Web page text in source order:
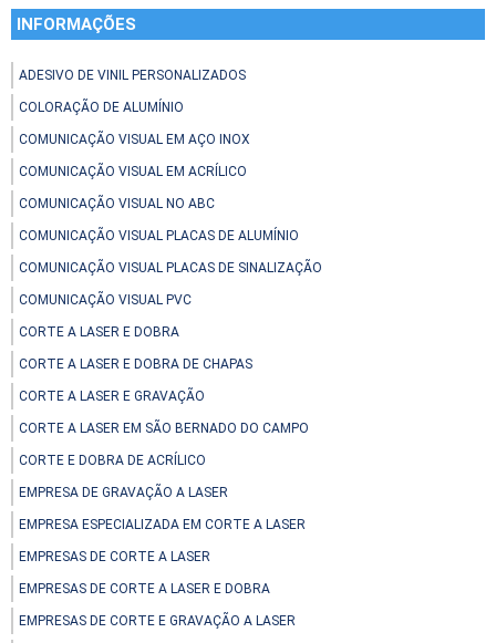
INFORMAÇÕES
ADESIVO DE VINIL PERSONALIZADOS
COLORAÇÃO DE ALUMÍNIO
COMUNICAÇÃO VISUAL EM AÇO INOX
COMUNICAÇÃO VISUAL EM ACRÍLICO
COMUNICAÇÃO VISUAL NO ABC
COMUNICAÇÃO VISUAL PLACAS DE ALUMÍNIO
COMUNICAÇÃO VISUAL PLACAS DE SINALIZAÇÃO
COMUNICAÇÃO VISUAL PVC
CORTE A LASER E DOBRA
CORTE A LASER E DOBRA DE CHAPAS
CORTE A LASER E GRAVAÇÃO
CORTE A LASER EM SÃO BERNADO DO CAMPO
CORTE E DOBRA DE ACRÍLICO
EMPRESA DE GRAVAÇÃO A LASER
EMPRESA ESPECIALIZADA EM CORTE A LASER
EMPRESAS DE CORTE A LASER
EMPRESAS DE CORTE A LASER E DOBRA
EMPRESAS DE CORTE E GRAVAÇÃO A LASER